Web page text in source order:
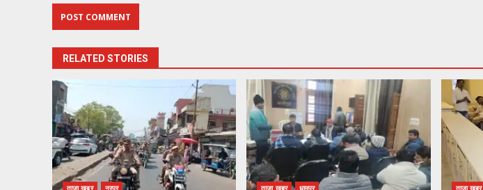
RELATED STORIES